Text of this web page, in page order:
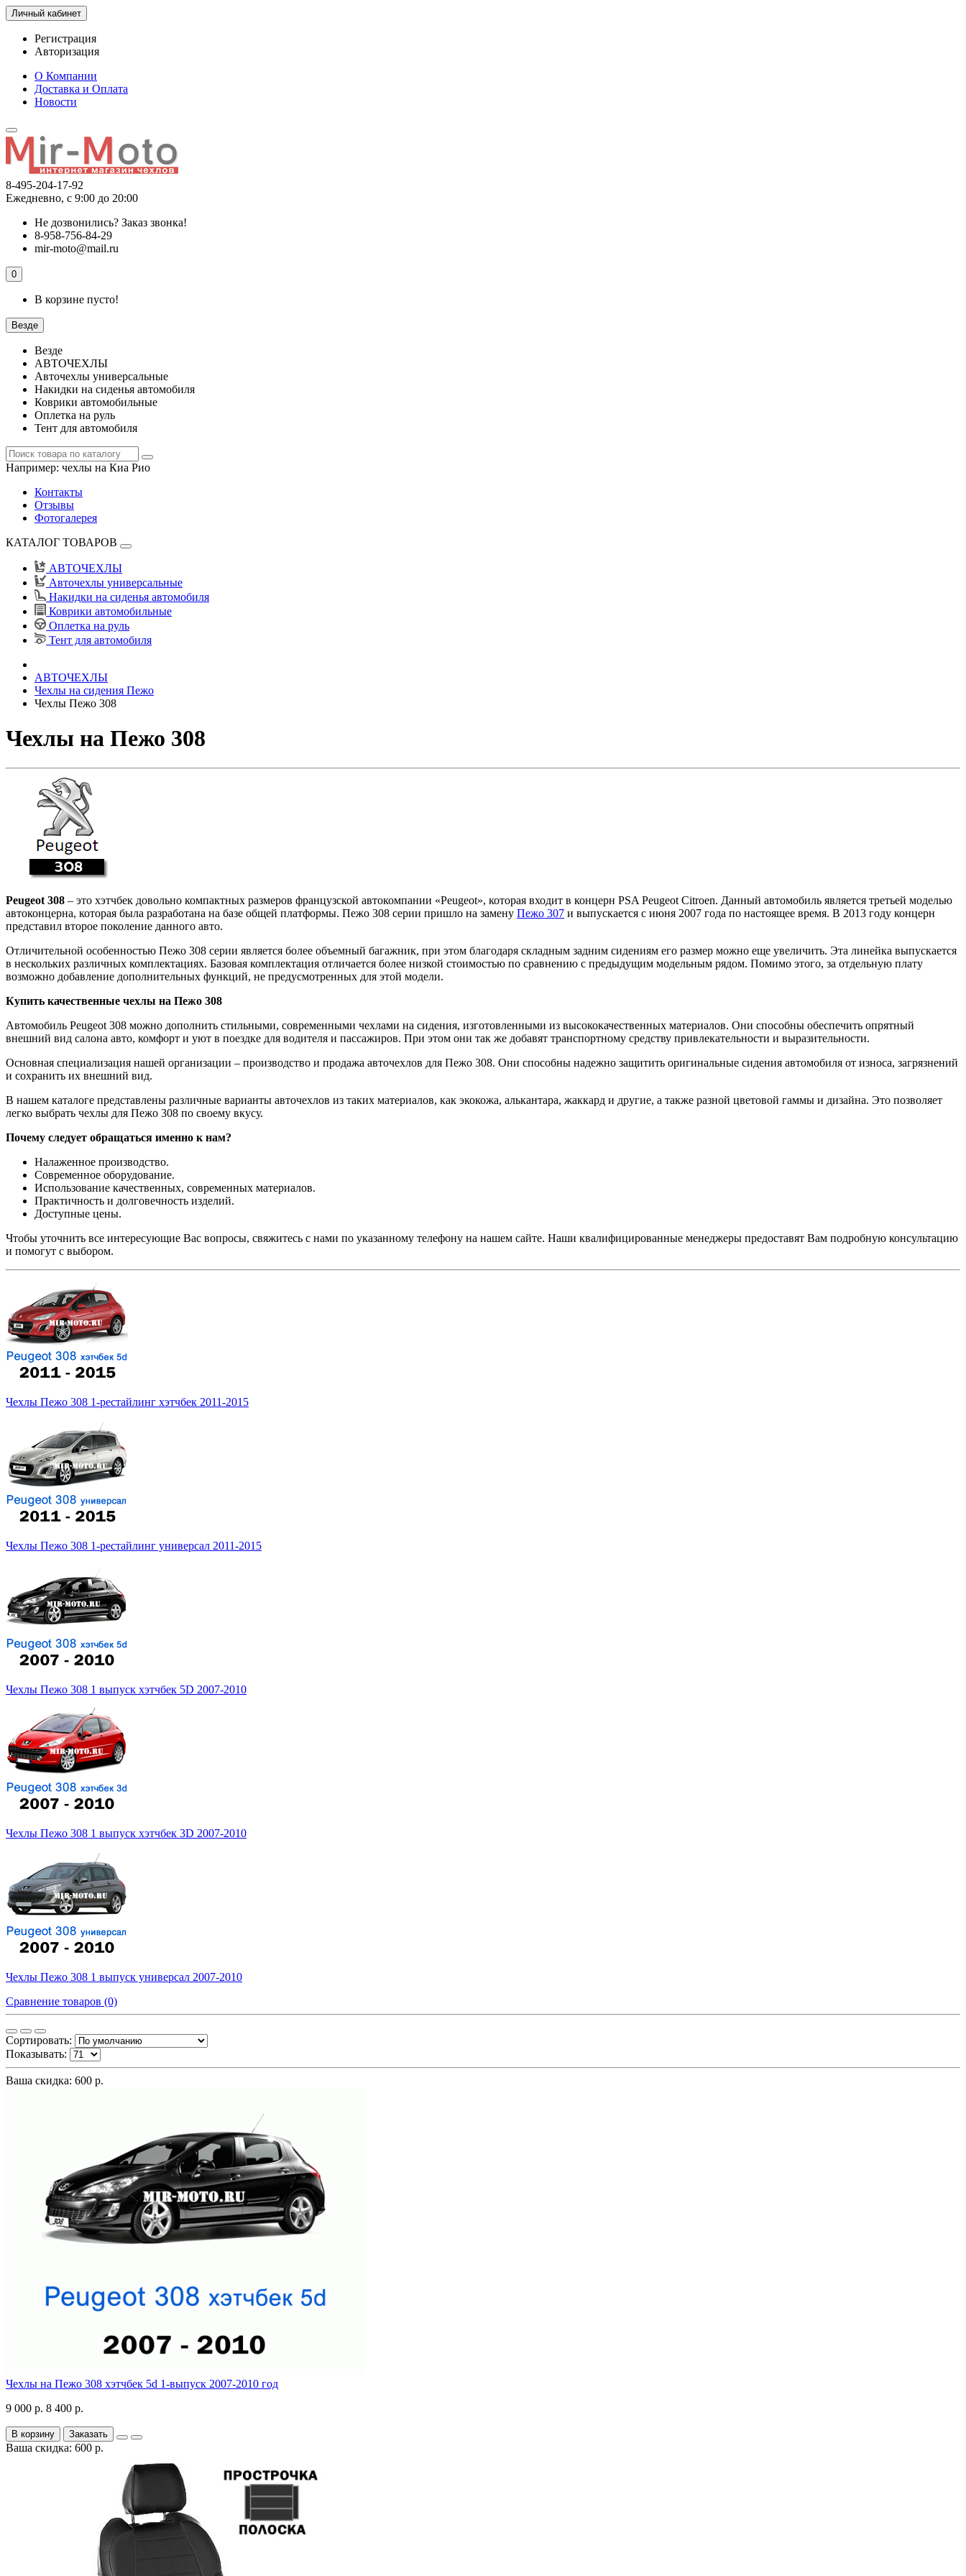
Личный кабинет
Регистрация
Авторизация
О Компании
Доставка и Оплата
Новости
8-495-204-17-92
Ежедневно, с 9:00 до 20:00
Не дозвонились? Заказ звонка!
8-958-756-84-29
mir-moto@mail.ru
0
В корзине пусто!
Везде
Везде
АВТОЧЕХЛЫ
Авточехлы универсальные
Накидки на сиденья автомобиля
Коврики автомобильные
Оплетка на руль
Тент для автомобиля
Например: чехлы на Киа Рио
Контакты
Отзывы
Фотогалерея
КАТАЛОГ ТОВАРОВ
АВТОЧЕХЛЫ
Авточехлы универсальные
Накидки на сиденья автомобиля
Коврики автомобильные
Оплетка на руль
Тент для автомобиля
АВТОЧЕХЛЫ
Чехлы на сидения Пежо
Чехлы Пежо 308
Чехлы на Пежо 308
Peugeot 308 – это хэтчбек довольно компактных размеров французской автокомпании «Peugeot», которая входит в концерн PSA Peugeot Citroen. Данный автомобиль является третьей моделью
автоконцерна, которая была разработана на базе общей платформы. Пежо 308 серии пришло на замену Пежо 307 и выпускается с июня 2007 года по настоящее время. В 2013 году концерн
представил второе поколение данного авто.
Отличительной особенностью Пежо 308 серии является более объемный багажник, при этом благодаря складным задним сидениям его размер можно еще увеличить. Эта линейка выпускается
в нескольких различных комплектациях. Базовая комплектация отличается более низкой стоимостью по сравнению с предыдущим модельным рядом. Помимо этого, за отдельную плату
возможно добавление дополнительных функций, не предусмотренных для этой модели.
Купить качественные чехлы на Пежо 308
Автомобиль Peugeot 308 можно дополнить стильными, современными чехлами на сидения, изготовленными из высококачественных материалов. Они способны обеспечить опрятный
внешний вид салона авто, комфорт и уют в поездке для водителя и пассажиров. При этом они так же добавят транспортному средству привлекательности и выразительности.
Основная специализация нашей организации – производство и продажа авточехлов для Пежо 308. Они способны надежно защитить оригинальные сидения автомобиля от износа, загрязнений
и сохранить их внешний вид.
В нашем каталоге представлены различные варианты авточехлов из таких материалов, как экокожа, алькантара, жаккард и другие, а также разной цветовой гаммы и дизайна. Это позволяет
легко выбрать чехлы для Пежо 308 по своему вкусу.
Почему следует обращаться именно к нам?
Налаженное производство.
Современное оборудование.
Использование качественных, современных материалов.
Практичность и долговечность изделий.
Доступные цены.
Чтобы уточнить все интересующие Вас вопросы, свяжитесь с нами по указанному телефону на нашем сайте. Наши квалифицированные менеджеры предоставят Вам подробную консультацию
и помогут с выбором.
Чехлы Пежо 308 1-рестайлинг хэтчбек 2011-2015
Чехлы Пежо 308 1-рестайлинг универсал 2011-2015
Чехлы Пежо 308 1 выпуск хэтчбек 5D 2007-2010
Чехлы Пежо 308 1 выпуск хэтчбек 3D 2007-2010
Чехлы Пежо 308 1 выпуск универсал 2007-2010
Сравнение товаров (0)
Сортировать:
Показывать:
Ваша скидка: 600 р.
Чехлы на Пежо 308 хэтчбек 5d 1-выпуск 2007-2010 год
9 000 р. 8 400 р.
В корзину Заказать
Ваша скидка: 600 р.